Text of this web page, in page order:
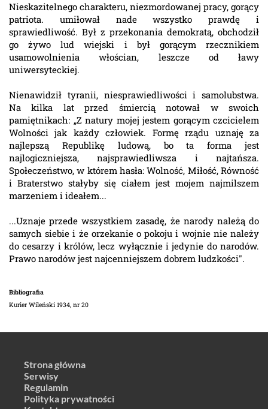
Nieskazitelnego charakteru, niezmordowanej pracy, gorący
patriota. umiłował nade wszystko prawdę i
sprawiedliwość. Był z przekonania demokratą, obchodził
go żywo lud wiejski i był gorącym rzecznikiem
usamowolnienia włościan, leszcze od ławy
uniwersyteckiej.
Nienawidził tyranii, niesprawiedliwości i samolubstwa.
Na kilka lat przed śmiercią notował w swoich
pamiętnikach: „Z natury mojej jestem gorącym czcicielem
Wolności jak każdy człowiek. Formę rządu uznaję za
najlepszą Republikę ludową, bo ta forma jest
najlogiczniejsza, najsprawiedliwsza i najtańsza.
Społeczeństwo, w którem hasła: Wolność, Miłość, Równość
i Braterstwo stałyby się ciałem jest mojem najmilszem
marzeniem i ideałem...
...Uznaje przede wszystkiem zasadę, że narody należą do
samych siebie i że orzekanie o pokoju i wojnie nie należy
do cesarzy i królów, lecz wyłącznie i jedynie do narodów.
Prawo narodów jest najcenniejszem dobrem ludzkości".
Bibliografia
Kurier Wileński 1934, nr 20
Strona główna
Serwisy
Regulamin
Polityka prywatności